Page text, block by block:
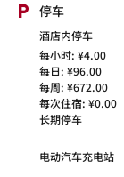
停车
酒店内停车
每小时: ¥4.00
每日: ¥96.00
每周: ¥672.00
每次住宿: ¥0.00
长期停车
电动汽车充电站